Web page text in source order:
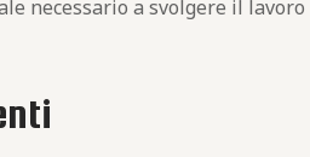
necessario a svolgere il lavoro